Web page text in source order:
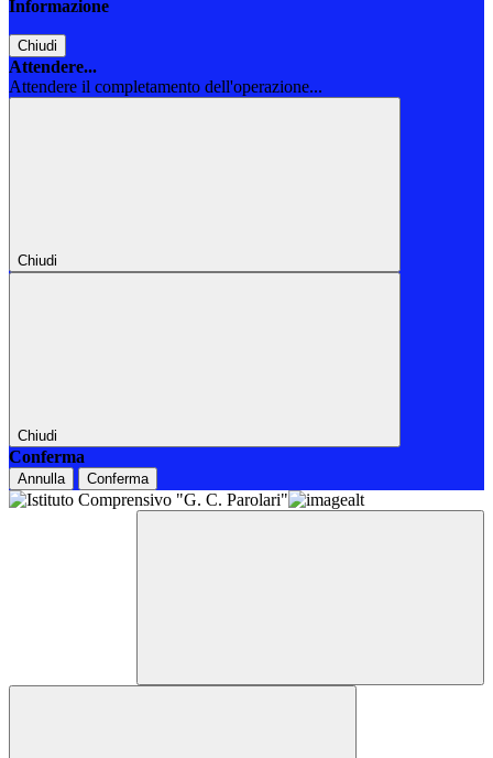
Informazione
Chiudi
Attendere...
Attendere il completamento dell'operazione...
Chiudi
Chiudi
Conferma
Annulla Conferma